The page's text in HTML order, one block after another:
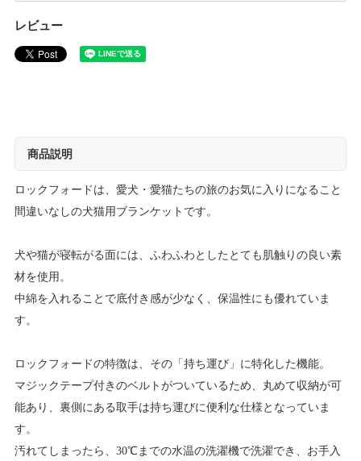
レビュー
商品説明
ロックフォードは、愛犬・愛猫たちの旅のお気に入りになること
間違いなしの犬猫用ブランケットです。
犬や猫が寝転がる面には、ふわふわとしたとても肌触りの良い素
材を使用。
中綿を入れることで底付き感が少なく、保温性にも優れていま
す。
ロックフォードの特徴は、その「持ち運び」に特化した機能。
マジックテープ付きのベルトがついているため、丸めて収納が可
能あり、裏側にある取手は持ち運びに便利な仕様となっていま
す。
汚れてしまったら、30℃までの水温の洗濯機で洗濯でき、お手入